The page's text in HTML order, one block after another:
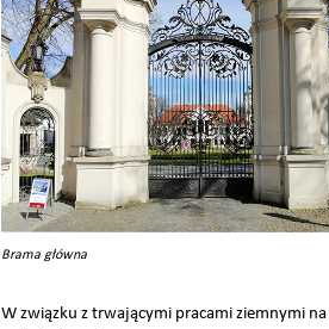
Brama główna
W związku z trwającymi pracami ziemnymi